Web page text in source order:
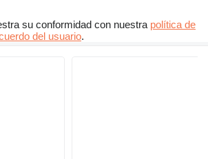
su conformidad con nuestra política de
del usuario.